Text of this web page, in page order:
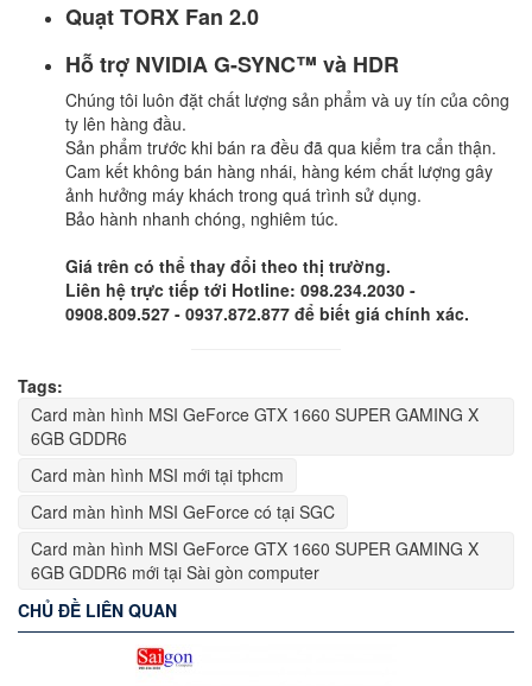
Quạt TORX Fan 2.0
Hỗ trợ NVIDIA G-SYNC™ và HDR
Chúng tôi luôn đặt chất lượng sản phẩm và uy tín của công
ty lên hàng đầu.
Sản phẩm trước khi bán ra đều đã qua kiểm tra cẩn thận.
Cam kết không bán hàng nhái, hàng kém chất lượng gây
ảnh hưởng máy khách trong quá trình sử dụng.
Bảo hành nhanh chóng, nghiêm túc.
Giá trên có thể thay đổi theo thị trường.
Liên hệ trực tiếp tới Hotline: 098.234.2030 -
0908.809.527 - 0937.872.877 để biết giá chính xác.
Tags:
Card màn hình MSI GeForce GTX 1660 SUPER GAMING X
6GB GDDR6
Card màn hình MSI mới tại tphcm
Card màn hình MSI GeForce có tại SGC
Card màn hình MSI GeForce GTX 1660 SUPER GAMING X
6GB GDDR6 mới tại Sài gòn computer
CHỦ ĐỀ LIÊN QUAN